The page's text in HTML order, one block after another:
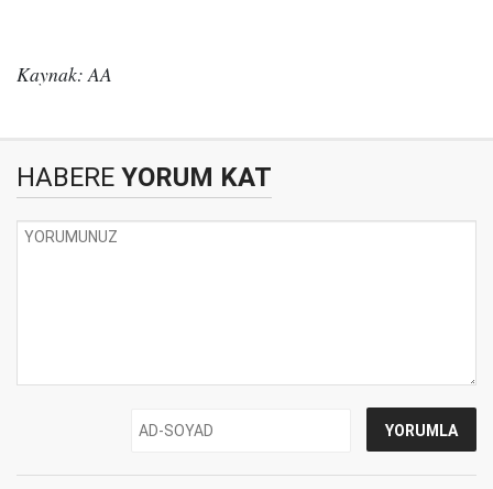
Kaynak: AA
HABERE YORUM KAT